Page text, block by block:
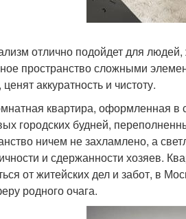
отлично подойдет для
пространство сложными
аккуратность и чистоту.
квартира, оформленная в
городских будней,
ничем не захламлено, а
и сдержанности хозяев.
от житейских дел и забот, в
родного очага.